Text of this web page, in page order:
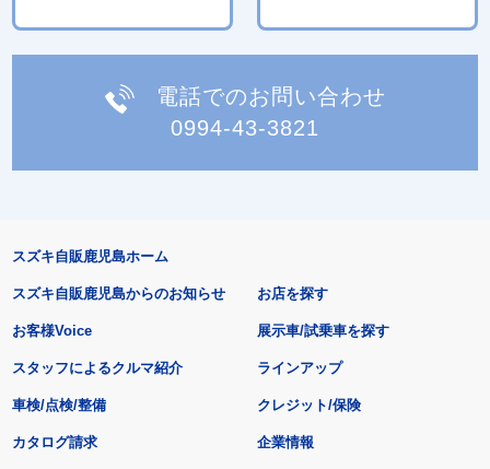
電話でのお問い合わせ
0994-43-3821
スズキ自販鹿児島ホーム
スズキ自販鹿児島からのお知らせ
お客様Voice
スタッフによるクルマ紹介
お店を探す
展示車/試乗車を探す
ラインアップ
車検/点検/整備 クレジット/保険
カタログ請求 企業情報